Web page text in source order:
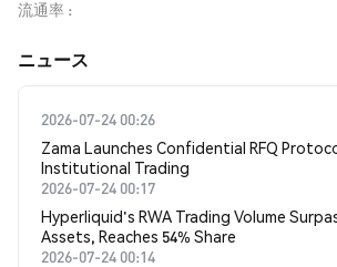
流通率
​​ニュース​​
2026-07-24 00:26
Zama Launches Confidential RFQ
Institutional Trading
2026-07-24 00:17
Hyperliquid's RWA Trading Volume
Assets, Reaches 54% Share
2026-07-24 00:14